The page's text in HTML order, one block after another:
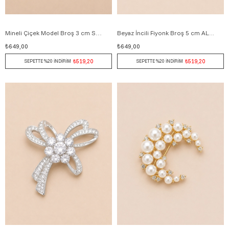
₺649,00
SEPETTE %20 İNDİRİM ₺519,20
₺649,00
SEPETTE %20 İNDİRİM ₺519,20